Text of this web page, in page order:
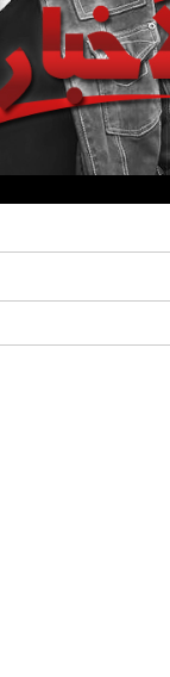
Video